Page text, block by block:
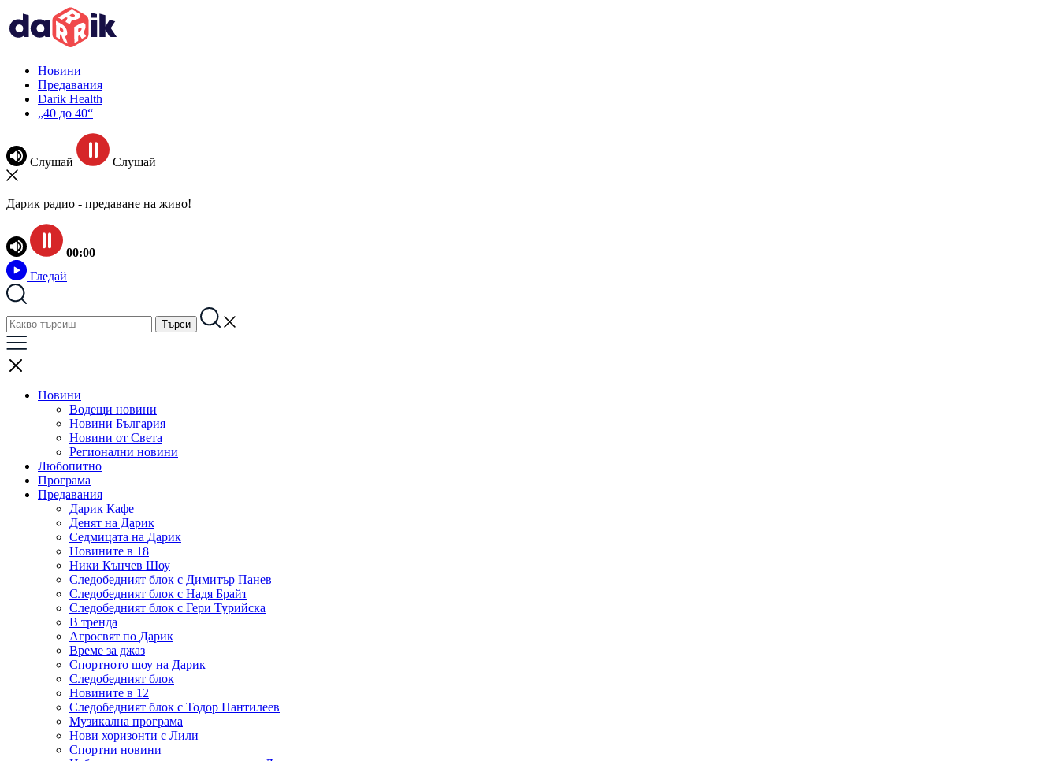
Новини
Предавания
Darik Health
„40 до 40“
Слушай Слушай
Дарик радио - предаване на живо!
00:00
Гледай
Новини
Водещи новини
Новини България
Новини от Света
Регионални новини
Любопитно
Програма
Предавания
Дарик Кафе
Денят на Дарик
Седмицата на Дарик
Новините в 18
Ники Кънчев Шоу
Следобедният блок с Димитър Панев
Следобедният блок с Надя Брайт
Следобедният блок с Гери Турийска
В тренда
Агросвят по Дарик
Време за джаз
Спортното шоу на Дарик
Следобедният блок
Новините в 12
Следобедният блок с Тодор Пантилеев
Музикална програма
Нови хоризонти с Лили
Спортни новини